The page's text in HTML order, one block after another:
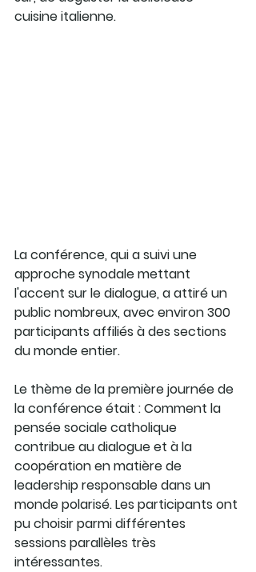
cuisine italienne.
La conférence, qui a suivi une
approche synodale mettant
l'accent sur le dialogue, a attiré un
public nombreux, avec environ 300
participants affiliés à des sections
du monde entier.
Le thème de la première journée de
la conférence était : Comment la
pensée sociale catholique
contribue au dialogue et à la
coopération en matière de
leadership responsable dans un
monde polarisé. Les participants ont
pu choisir parmi différentes
sessions parallèles très
intéressantes.